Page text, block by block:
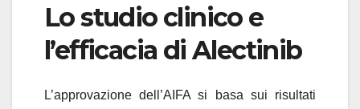
Lo studio clinico e
l’efficacia di Alectinib
L’approvazione dell’AIFA si basa sui risultati